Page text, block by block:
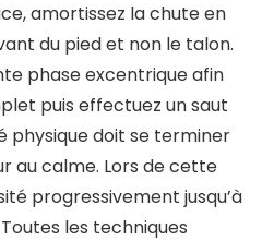
amortissez la chute en
du pied et non le talon.
phase excentrique afin
puis effectuez un saut
physique doit se terminer
au calme. Lors de cette
progressivement jusqu’à
les techniques